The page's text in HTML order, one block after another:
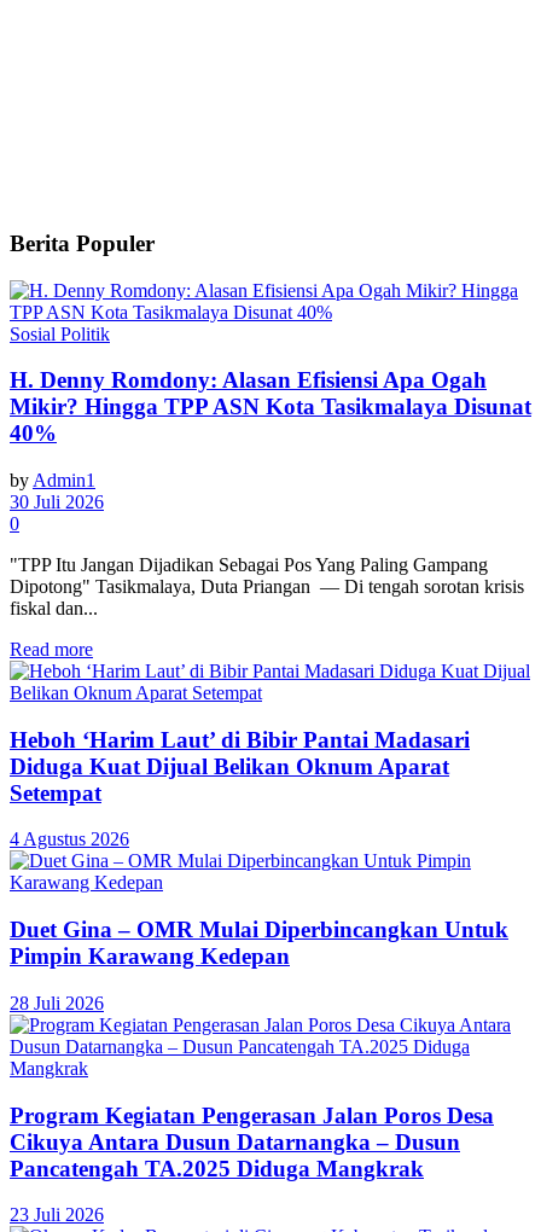
Berita Populer
Sosial Politik
H. Denny Romdony: Alasan Efisiensi Apa Ogah
Mikir? Hingga TPP ASN Kota Tasikmalaya Disunat
40%
by Admin1
30 Juli 2026
0
"TPP Itu Jangan Dijadikan Sebagai Pos Yang Paling Gampang
Dipotong" Tasikmalaya, Duta Priangan — Di tengah sorotan krisis
fiskal dan...
Read more
Heboh ‘Harim Laut’ di Bibir Pantai Madasari
Diduga Kuat Dijual Belikan Oknum Aparat
Setempat
4 Agustus 2026
Duet Gina – OMR Mulai Diperbincangkan Untuk
Pimpin Karawang Kedepan
28 Juli 2026
Program Kegiatan Pengerasan Jalan Poros Desa
Cikuya Antara Dusun Datarnangka – Dusun
Pancatengah TA.2025 Diduga Mangkrak
23 Juli 2026